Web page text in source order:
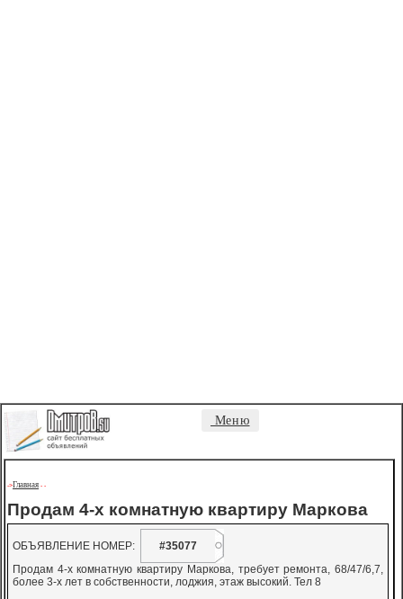
Меню
->Главная - -
Продам 4-х комнатную квартиру Маркова
ОБЪЯВЛЕНИЕ НОМЕР:
#35077
Продам 4-х комнатную квартиру Маркова, требует ремонта, 68/47/6,7,
более 3-х лет в собственности, лоджия, этаж высокий. Тел 8